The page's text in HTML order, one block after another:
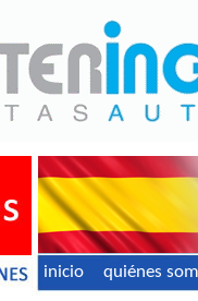
inicio quiénes